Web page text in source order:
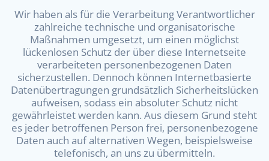
Wir haben als für die Verarbeitung Verantwortlicher
zahlreiche technische und organisatorische
Maßnahmen umgesetzt, um einen möglichst
lückenlosen Schutz der über diese Internetseite
verarbeiteten personenbezogenen Daten
sicherzustellen. Dennoch können Internetbasierte
Datenübertragungen grundsätzlich Sicherheitslücken
aufweisen, sodass ein absoluter Schutz nicht
gewährleistet werden kann. Aus diesem Grund steht
es jeder betroffenen Person frei, personenbezogene
Daten auch auf alternativen Wegen, beispielsweise
telefonisch, an uns zu übermitteln.